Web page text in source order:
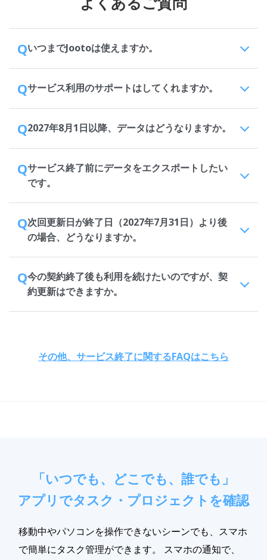
QいつまでJootoは使えますか。
Qサービス利用のサポートはしてくれますか。
Q2027年8月1日以降、データはどうなりますか。
Qサービス終了前にデータをエクスポートしたい
です。
Q次回更新日が終了日（2027年7月31日）より後
の場合、どうなりますか。
Q今の契約終了後も利用を続けたいのですが、契
約更新はできますか。
その他、サービス終了に関するFAQはこちら
「いつでも、どこでも、誰でも」
アプリでタスク・プロジェクトを確認
移動中やパソコンを操作できないシーンでも、スマホ
で簡単にタスク管理ができます。 スマホの通知で、